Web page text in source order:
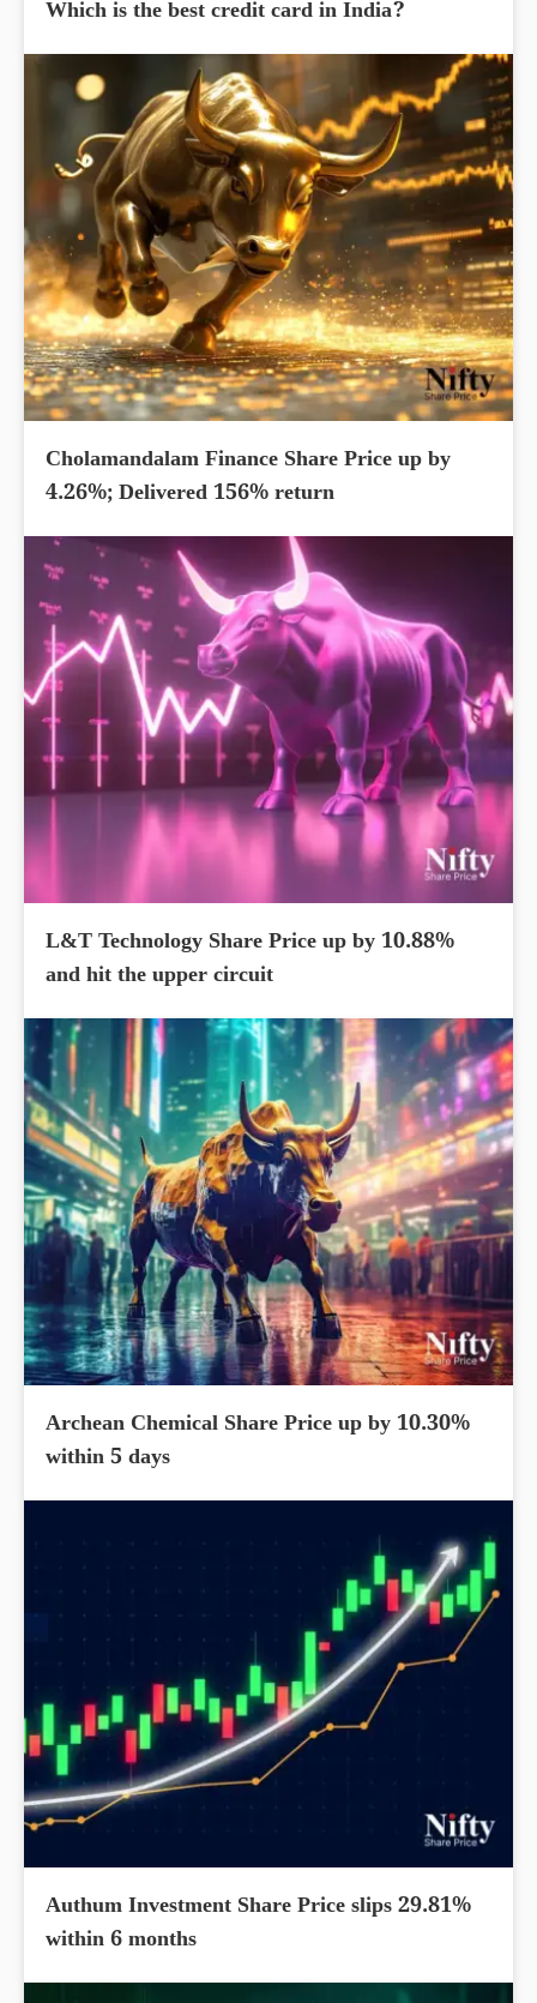
Which is the best credit card in India?
Cholamandalam Finance Share Price up by
4.26%; Delivered 156% return
L&T Technology Share Price up by 10.88%
and hit the upper circuit
Archean Chemical Share Price up by 10.30%
within 5 days
Authum Investment Share Price slips 29.81%
within 6 months